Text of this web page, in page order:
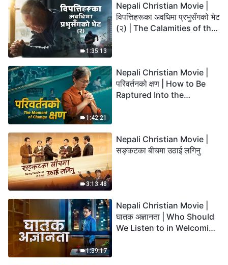
1:35:13
Nepali Christian Movie |
विपत्तिहरूका अवधिमा प्रभुसँगको भेट
(२) | The Calamities of the
1:42:21
Nepali Christian Movie |
परिवर्तनको क्षण | How to Be
Raptured Into the
3:13:48
Nepali Christian Movie |
सङ्कटका बीचमा उठाई लगिनु
1:39:17
Nepali Christian Movie |
घातक अज्ञानता | Who Should
We Listen to in Welcoming